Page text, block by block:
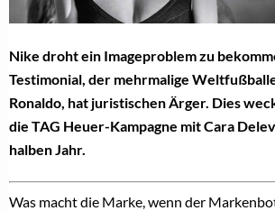
Nike droht ein Imageproblem zu
Testimonial, der mehrmalige
Ronaldo, hat juristischen Ärger. Dies
die TAG Heuer-Kampagne mit Cara
halben Jahr.
Was macht die Marke, wenn der